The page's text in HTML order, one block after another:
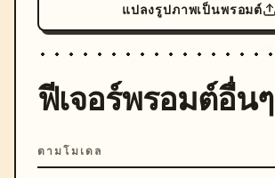
แปลงรูปภาพเป็นพรอมต์
ฟีเจอร์พรอมต์อื่นๆ
ตามโมเดล